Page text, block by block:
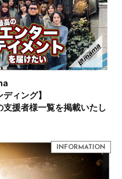
ィング】
支援者様一覧を掲載いたし